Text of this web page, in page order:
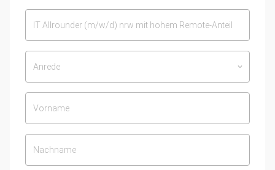
Anrede keyboard_arrow_down